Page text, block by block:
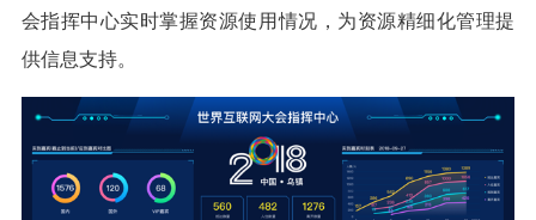
会指挥中心实时掌握资源使用情况，为资源精细化管理提
供信息支持。